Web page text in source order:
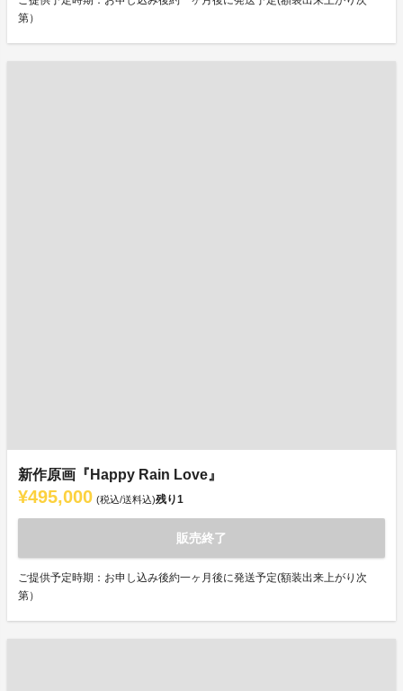
第）
新作原画『Happy Rain Love』
¥495,000 (税込/送料込)残り1
販売終了
ご提供予定時期：お申し込み後約一ヶ月後に発送予定(額装出来上がり次
第）